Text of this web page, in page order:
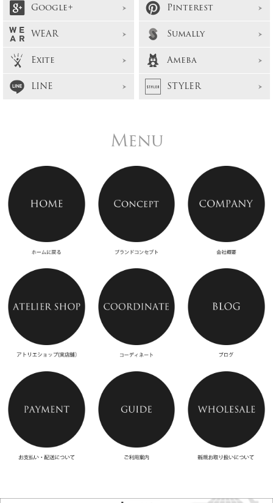
Google+
Pinterest
WEAR
Sumally
Exite
Ameba
LINE
STYLER
Menu